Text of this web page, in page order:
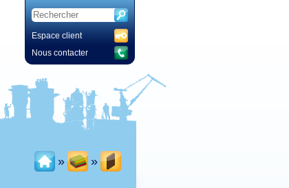
Espace client
Nous contacter
» »